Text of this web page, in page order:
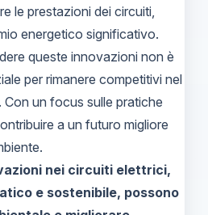
le prestazioni dei circuiti,
energetico significativo.
queste innovazioni non è
per rimanere competitivi nel
un focus sulle pratiche
a un futuro migliore
nei circuiti elettrici,
e sostenibile, possono